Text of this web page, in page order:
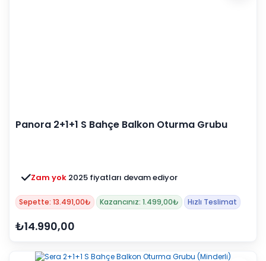
Panora 2+1+1 S Bahçe Balkon Oturma Grubu
Zam yok 2025 fiyatları devam ediyor
Sepette: 13.491,00₺ Kazancınız: 1.499,00₺ Hızlı Teslimat
₺14.990,00